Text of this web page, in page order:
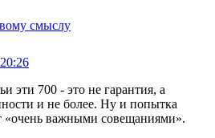
смыслу
эти 700 - это не гарантия, а
и не более. Ну и попытка
«очень важными совещаниями».